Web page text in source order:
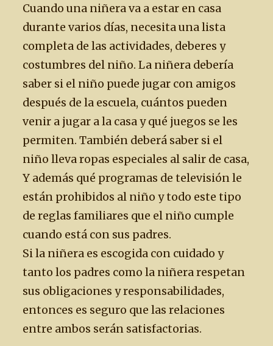
Cuando una niñera va a estar en casa
durante varios días, necesita una lista
completa de las actividades, deberes y
costumbres del niño. La niñera debería
saber si el niño puede jugar con amigos
después de la escuela, cuántos pueden
venir a jugar a la casa y qué juegos se les
permiten. También deberá saber si el
niño lleva ropas especiales al salir de casa,
Y además qué programas de televisión le
están prohibidos al niño y todo este tipo
de reglas familiares que el niño cumple
cuando está con sus padres.
Si la niñera es escogida con cuidado y
tanto los padres como la niñera respetan
sus obligaciones y responsabilidades,
entonces es seguro que las relaciones
entre ambos serán satisfactorias.